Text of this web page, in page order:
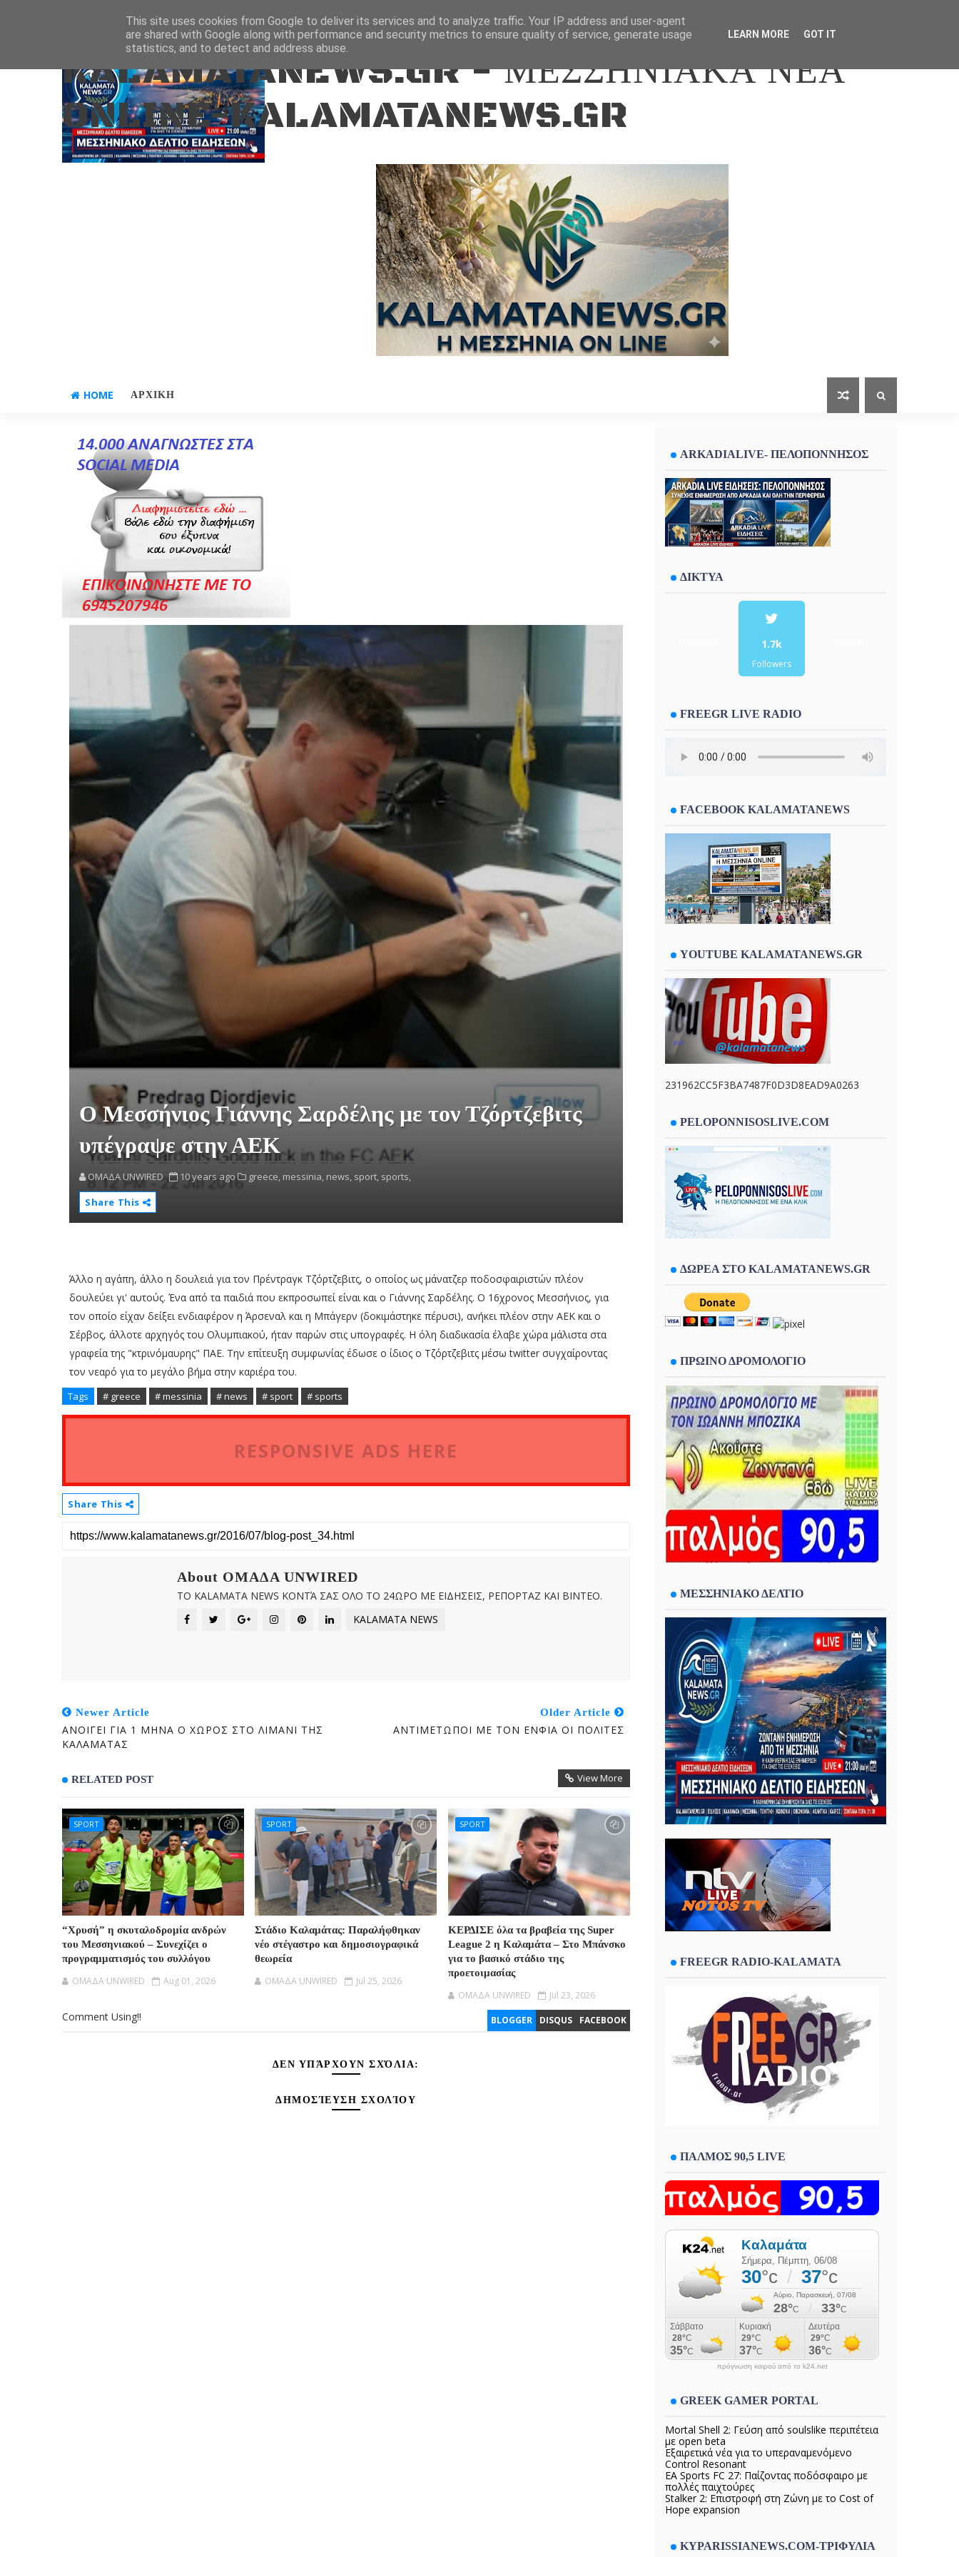
Aug 6, 2026
KALAMATANEWS.GR - ΜΕΣΣΗΝΙΑΚΑ ΝΕΑ
ONLINE-KALAMATANEWS.GR
HOME ΑΡΧΙΚΗ
Ο Μεσσήνιος Γιάννης Σαρδέλης με τον Τζόρτζεβιτς
υπέγραψε στην ΑΕΚ
OMAΔΑ UNWIRED 10 years ago greece, messinia, news, sport, sports,
Share This
Άλλο η αγάπη, άλλο η δουλειά για τον Πρέντραγκ Τζόρτζεβιτς, ο οποίος ως μάνατζερ ποδοσφαιριστών πλέον
δουλεύει γι' αυτούς. Ένα από τα παιδιά που εκπροσωπεί είναι και ο Γιάννης Σαρδέλης. O 16χρονος Μεσσήνιος, για
τον οποίο είχαν δείξει ενδιαφέρον η Άρσεναλ και η Μπάγερν (δοκιμάστηκε πέρυσι), ανήκει πλέον στην ΑΕΚ και ο
Σέρβος, άλλοτε αρχηγός του Ολυμπιακού, ήταν παρών στις υπογραφές. Η όλη διαδικασία έλαβε χώρα μάλιστα στα
γραφεία της "κτρινόμαυρης" ΠΑΕ. Την επίτευξη συμφωνίας έδωσε ο ίδιος ο Τζόρτζεβιτς μέσω twitter συγχαίροντας
τον νεαρό για το μεγάλο βήμα στην καριέρα του.
Tags # greece # messinia # news # sport # sports
RESPONSIVE ADS HERE
Share This
About OMAΔΑ UNWIRED
ΤΟ KALAMATA NEWS ΚΟΝΤΆ ΣΑΣ ΟΛΟ ΤΟ 24ΩΡΟ ΜΕ ΕΙΔΗΣΕΙΣ, ΡΕΠΟΡΤΑΖ ΚΑΙ ΒΙΝΤΕΟ.
KALAMATA NEWS
Newer Article
ΑΝΟΙΓΕΙ ΓΙΑ 1 ΜΗΝΑ Ο ΧΩΡΟΣ ΣΤΟ ΛΙΜΑΝΙ ΤΗΣ
ΚΑΛΑΜΑΤΑΣ
Older Article
ΑΝΤΙΜΕΤΩΠΟΙ ΜΕ ΤΟΝ ΕΝΦΙΑ ΟΙ ΠΟΛΙΤΕΣ
RELATED POST View More
SPORT
“Χρυσή” η σκυταλοδρομία ανδρών
του Μεσσηνιακού – Συνεχίζει ο
προγραμματισμός του συλλόγου
OMAΔΑ UNWIRED Aug 01, 2026
SPORT
Στάδιο Καλαμάτας: Παραλήφθηκαν
νέο στέγαστρο και δημοσιογραφικά
θεωρεία
OMAΔΑ UNWIRED Jul 25, 2026
SPORT
ΚΕΡΔΙΣΕ όλα τα βραβεία της Super
League 2 η Καλαμάτα – Στο Μπάνσκο
για το βασικό στάδιο της
προετοιμασίας
OMAΔΑ UNWIRED Jul 23, 2026
BLOGGER DISQUS FACEBOOK
Comment Using!!
ΔΕΝ ΥΠΆΡΧΟΥΝ ΣΧΌΛΙΑ:
ΔΗΜΟΣΊΕΥΣΗ ΣΧΟΛΊΟΥ
ARKADIALIVE- ΠΕΛΟΠΟΝΝΗΣΟΣ
ΔΙΚΤΥΑ
1.7k
Followers
FREEGR LIVE RADIO
FACEBOOK KALAMATANEWS
YOUTUBE KALAMATANEWS.GR
231962CC5F3BA7487F0D3D8EAD9A0263
PELOPONNISOSLIVE.COM
ΔΩΡΕΑ ΣΤΟ KALAMATANEWS.GR
ΠΡΩΙΝΟ ΔΡΟΜΟΛΟΓΙΟ
ΜΕΣΣΗΝΙΑΚΟ ΔΕΛΤΙΟ
FREEGR RADIO-KALAMATA
ΠΑΛΜΟΣ 90,5 LIVE
πρόγνωση καιρού από το k24.net
GREEK GAMER PORTAL
Mortal Shell 2: Γεύση από soulslike περιπέτεια
με open beta
Εξαιρετικά νέα για το υπεραναμενόμενο
Control Resonant
EA Sports FC 27: Παίζοντας ποδόσφαιρο με
πολλές παιχτούρες
Stalker 2: Επιστροφή στη Ζώνη με το Cost of
Hope expansion
KYPARISSIANEWS.COM-ΤΡΙΦΥΛΙΑ
This site uses cookies from Google to deliver its services and to analyze traffic. Your IP address and user-agent
are shared with Google along with performance and security metrics to ensure quality of service, generate usage
statistics, and to detect and address abuse.
LEARN MORE GOT IT